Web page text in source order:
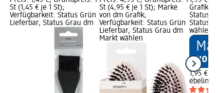
St (1,45 € je 1 St);
Verfügbarkeit: Status Grün
Lieferbar, Status Grau dm
St (4,95 € je 1 St); Marke
von dm Grafik;
Verfügbarkeit: Status Grün
Lieferbar, Status Grau dm
Markt wählen
Grafik;
Status
Status
wählen
1,95 €
ebelin